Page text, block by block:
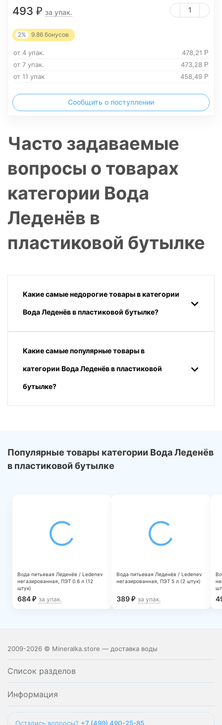
493 ₽ за упак.
2% 9.86 бонусов
от 4 упак. 478,21 Р
от 7 упак. 473,28 Р
от 11 упак 458,49 Р
Сообщить о поступлении
Часто задаваемые
вопросы о товарах
категории Вода
Леденёв в
пластиковой бутылке
Какие самые недорогие товары в категории
Вода Леденёв в пластиковой бутылке?
Какие самые популярные товары в
категории Вода Леденёв в пластиковой
бутылке?
Популярные товары категории Вода Леденёв
в пластиковой бутылке
Вода питьевая Леденёв / Ledenev
негазированная, ПЭТ 0.6 л (12
штук)
684₽ за упак.
Вода питьевая Леденёв / Ledenev
негазированная, ПЭТ 5 л (2 штук)
389₽ за упак.
2009-2026 © Mineralka.store — доставка воды
Список разделов
Информация
Остались вопросы? +7 (499) 490-25-85